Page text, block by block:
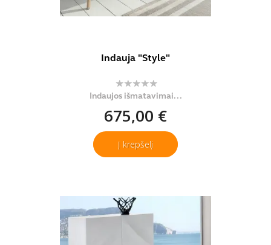
Indauja "Style"
Indaujos išmatavimai...
675,00 €
Į krepšelį